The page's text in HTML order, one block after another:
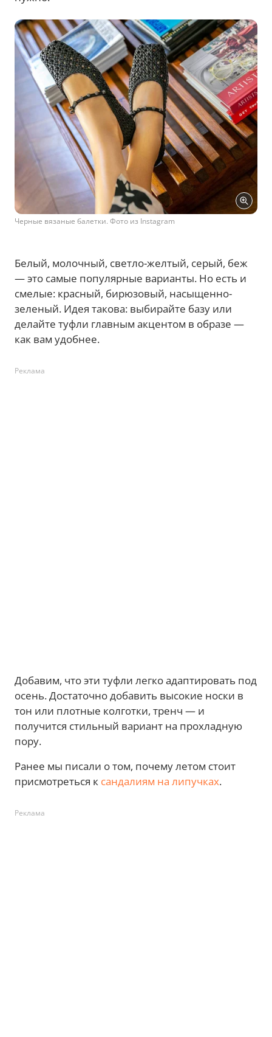
Черные вязаные балетки. Фото из Instagram
Белый, молочный, светло-желтый, серый, беж
— это самые популярные варианты. Но есть и
смелые: красный, бирюзовый, насыщенно-
зеленый. Идея такова: выбирайте базу или
делайте туфли главным акцентом в образе —
как вам удобнее.
Реклама
Добавим, что эти туфли легко адаптировать под
осень. Достаточно добавить высокие носки в
тон или плотные колготки, тренч — и
получится стильный вариант на прохладную
пору.
Ранее мы писали о том, почему летом стоит
присмотреться к сандалиям на липучках.
Реклама